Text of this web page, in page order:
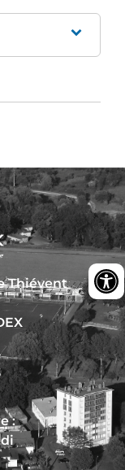
Thiévent
: